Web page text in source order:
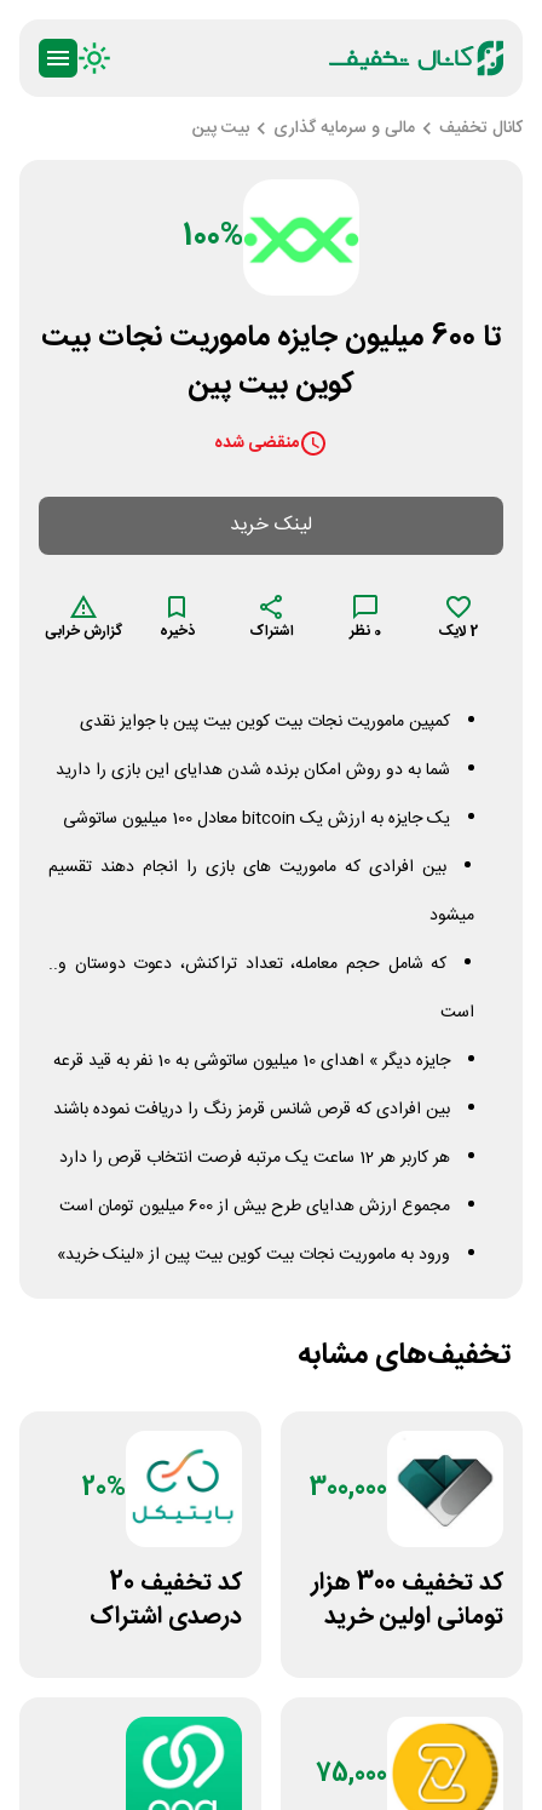
کانال تخفیف مالی و سرمایه گذاری بیت پین
100%
تا 600 میلیون جایزه ماموریت نجات بیت
کوین بیت پین
منقضی شده
لینک خرید
2لایک 0 نظر اشتراک ذخیره گزارش خرابی
کمپین ماموریت نجات بیت کوین بیت پین با جوایز نقدی
شما به دو روش امکان برنده شدن هدایای این بازی را دارید
یک جایزه به ارزش یک bitcoinمعادل 100 میلیون ساتوشی
بین افرادی که ماموریت های بازی را انجام دهند تقسیم
میشود
که شامل حجم معامله، تعداد تراکنش، دعوت دوستان و..
است
جایزه دیگر » اهدای 10 میلیون ساتوشی به 10 نفر به قید قرعه
بین افرادی که قرص شانس قرمز رنگ را دریافت نموده باشند
هر کاربر هر 12 ساعت یک مرتبه فرصت انتخاب قرص را دارد
مجموع ارزش هدایای طرح بیش از 600 میلیون تومان است
ورود به ماموریت نجات بیت کوین بیت پین از «لینک خرید»
تخفیف‌های مشابه
300,000
کد تخفیف 300 هزار
تومانی اولین خرید
20%
کد تخفیف 20
درصدی اشتراک
75,000